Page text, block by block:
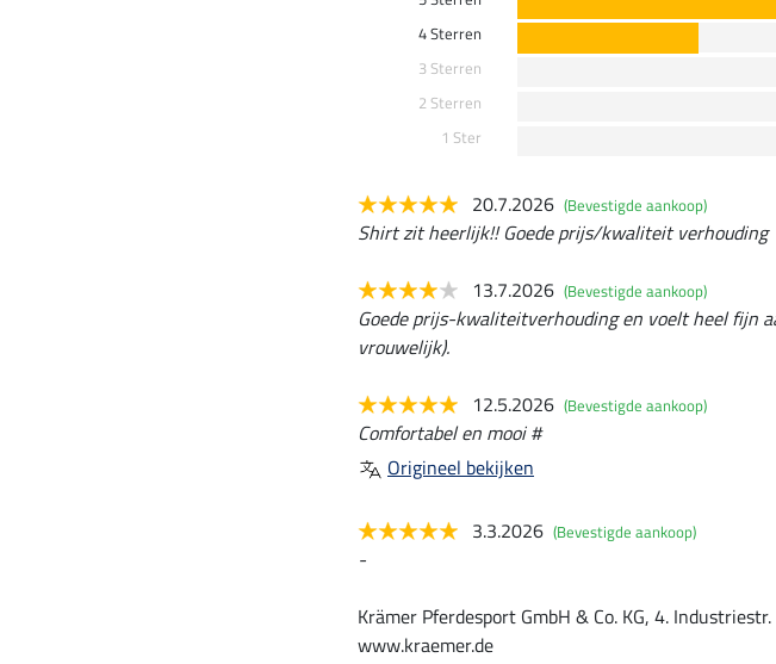
4 Sterren
3 Sterren
2 Sterren
1 Ster
20.7.2026 (Bevestigde aankoop)
Shirt zit heerlijk!! Goede prijs/kwaliteit verhouding
13.7.2026 (Bevestigde aankoop)
Goede prijs-kwaliteitverhouding en voelt heel fijn
vrouwelijk).
12.5.2026 (Bevestigde aankoop)
Comfortabel en mooi #
Origineel bekijken
3.3.2026 (Bevestigde aankoop)
-
Krämer Pferdesport GmbH & Co. KG, 4.
www.kraemer.de